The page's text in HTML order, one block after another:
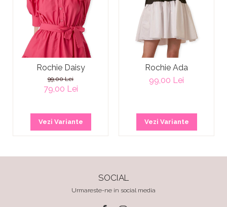
Rochie Daisy
99,00 Lei
79,00 Lei
Vezi Variante
Rochie Ada
99,00 Lei
Vezi Variante
SOCIAL
Urmareste-ne in social media